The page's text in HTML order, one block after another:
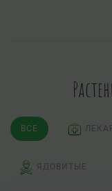
ВСЕ
ЯДОВИТЫЕ